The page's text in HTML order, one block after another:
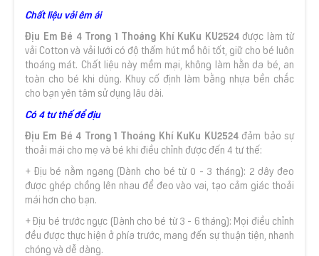
Chất liệu vải êm ái
Địu Em Bé 4 Trong 1 Thoáng Khí KuKu KU2524được làm từ
vải Cotton và vải lưới có độ thấm hút mồ hôi tốt, giữ cho bé luôn
thoáng mát. Chất liệu này mềm mại, không làm hằn da bé, an
toàn cho bé khi dùng. Khuy cố định làm bằng nhựa bền chắc
cho bạn yên tâm sử dụng lâu dài.
Có 4 tư thế để địu
Địu Em Bé 4 Trong 1 Thoáng Khí KuKu KU2524đảm bảo sự
thoải mái cho mẹ và bé khi điều chỉnh được đến 4 tư thế:
+ Địu bé nằm ngang (Dành cho bé từ 0 - 3 tháng): 2 dây đeo
được ghép chồng lên nhau để đeo vào vai, tạo cảm giác thoải
mái hơn cho bạn.
+ Địu bé trước ngực (Dành cho bé từ 3 - 6 tháng): Mọi điều chỉnh
đều được thực hiện ở phía trước, mang đến sự thuận tiện, nhanh
chóng và dễ dàng.